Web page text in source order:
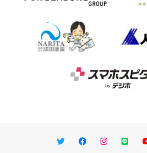
TwitterFacebookInstagram
LINE